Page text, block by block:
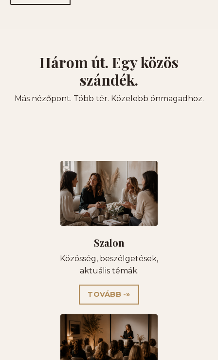
Három út. Egy közös
szándék.
Más nézőpont. Több tér. Közelebb önmagadhoz.
Szalon
Közösség, beszélgetések,
aktuális témák.
TOVÁBB -»